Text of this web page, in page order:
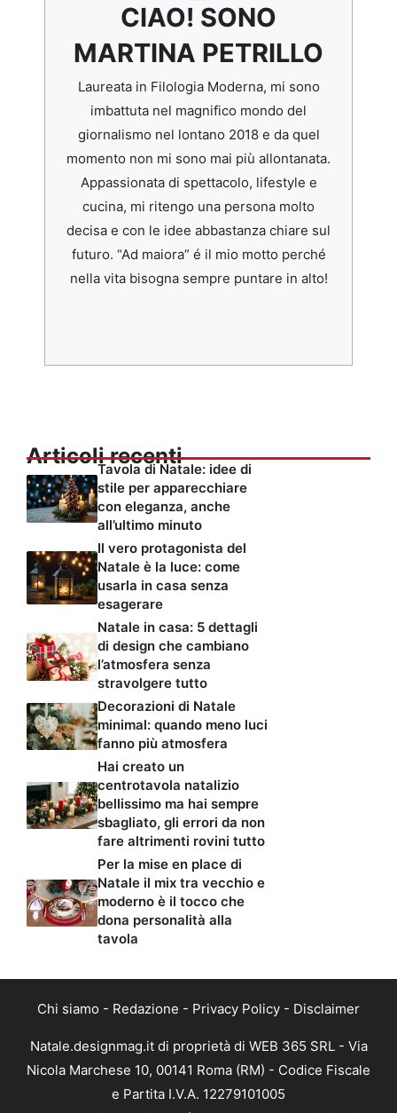
CIAO! SONO
MARTINA PETRILLO
Laureata in Filologia Moderna, mi sono
imbattuta nel magnifico mondo del
giornalismo nel lontano 2018 e da quel
momento non mi sono mai più allontanata.
Appassionata di spettacolo, lifestyle e
cucina, mi ritengo una persona molto
decisa e con le idee abbastanza chiare sul
futuro. “Ad maiora” é il mio motto perché
nella vita bisogna sempre puntare in alto!
Articoli recenti
Tavola di Natale: idee di
stile per apparecchiare
con eleganza, anche
all’ultimo minuto
Il vero protagonista del
Natale è la luce: come
usarla in casa senza
esagerare
Natale in casa: 5 dettagli
di design che cambiano
l’atmosfera senza
stravolgere tutto
Decorazioni di Natale
minimal: quando meno luci
fanno più atmosfera
Hai creato un
centrotavola natalizio
bellissimo ma hai sempre
sbagliato, gli errori da non
fare altrimenti rovini tutto
Per la mise en place di
Natale il mix tra vecchio e
moderno è il tocco che
dona personalità alla
tavola
Chi siamo - Redazione - Privacy Policy - Disclaimer
Natale.designmag.it di proprietà di WEB 365 SRL - Via
Nicola Marchese 10, 00141 Roma (RM) - Codice Fiscale
e Partita I.V.A. 12279101005